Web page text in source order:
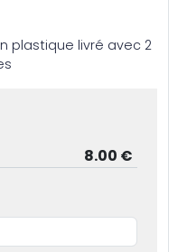
plastique livré avec 2